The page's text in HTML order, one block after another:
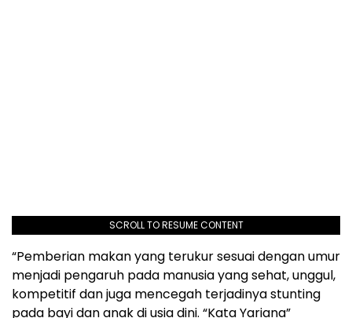
SCROLL TO RESUME CONTENT
“Pemberian makan yang terukur sesuai dengan umur
menjadi pengaruh pada manusia yang sehat, unggul,
kompetitif dan juga mencegah terjadinya stunting
pada bayi dan anak di usia dini. “Kata Yariana”